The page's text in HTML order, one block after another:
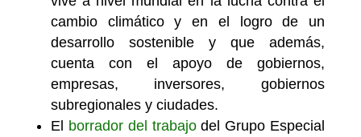
cambio climático y en el logro de un
desarrollo sostenible y que además,
cuenta con el apoyo de gobiernos,
empresas, inversores, gobiernos
subregionales y ciudades.
El borrador del trabajodel Grupo Especial